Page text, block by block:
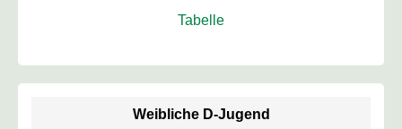
Tabelle
Weibliche D-Jugend